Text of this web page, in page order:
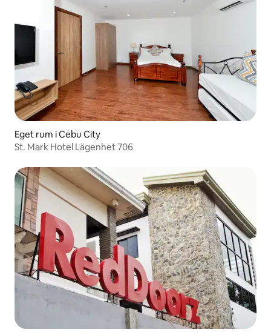
Eget rum i Cebu City
St. Mark Hotel Lägenhet 706